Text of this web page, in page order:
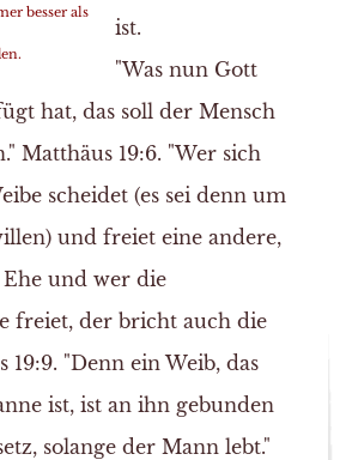
besser als
ist.
"Was nun Gott
hat, das soll der Mensch
Matthäus 19:6. "Wer sich
scheidet (es sei denn um
und freiet eine andere,
und wer die
freiet, der bricht auch die
19:9. "Denn ein Weib, das
ist, ist an ihn gebunden
solange der Mann lebt."